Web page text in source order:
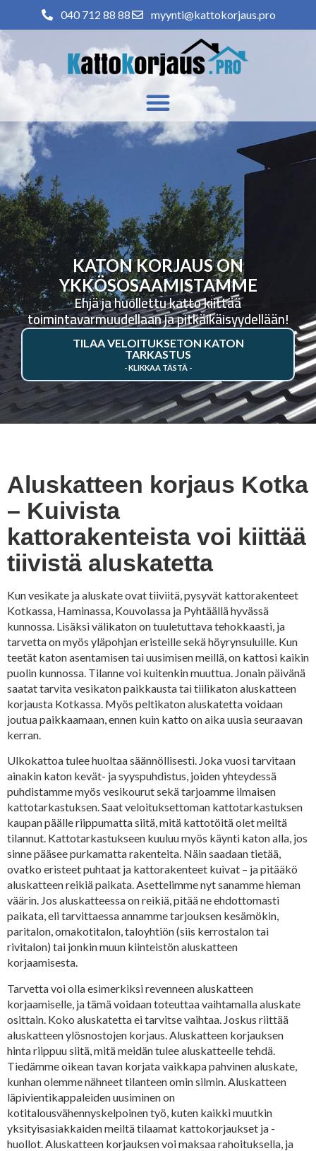
040 712 88 88 myynti@kattokorjaus.pro
KATON KORJAUS ON
YKKÖSOSAAMISTAMME
Ehjä ja huollettu katto kiittää
toimintavarmuudellaan ja pitkäikäisyydellään!
TILAA VELOITUKSETON KATON
TARKASTUS
Aluskatteen korjaus Kotka
– Kuivista
kattorakenteista voi kiittää
tiivistä aluskatetta
Kun vesikate ja aluskate ovat tiiviitä, pysyvät kattorakenteet
Kotkassa, Haminassa, Kouvolassa ja Pyhtäällä hyvässä
kunnossa. Lisäksi välikaton on tuuletuttava tehokkaasti, ja
tarvetta on myös yläpohjan eristeille sekä höyrynsuluille. Kun
teetät katon asentamisen tai uusimisen meillä, on kattosi kaikin
puolin kunnossa. Tilanne voi kuitenkin muuttua. Jonain päivänä
saatat tarvita vesikaton paikkausta tai tiilikaton aluskatteen
korjausta Kotkassa. Myös peltikaton aluskatetta voidaan
joutua paikkaamaan, ennen kuin katto on aika uusia seuraavan
kerran.
Ulkokattoa tulee huoltaa säännöllisesti. Joka vuosi tarvitaan
ainakin katon kevät- ja syyspuhdistus, joiden yhteydessä
puhdistamme myös vesikourut sekä tarjoamme ilmaisen
kattotarkastuksen. Saat veloituksettoman kattotarkastuksen
kaupan päälle riippumatta siitä, mitä kattotöitä olet meiltä
tilannut. Kattotarkastukseen kuuluu myös käynti katon alla, jos
sinne pääsee purkamatta rakenteita. Näin saadaan tietää,
ovatko eristeet puhtaat ja kattorakenteet kuivat – ja pitääkö
aluskatteen reikiä paikata. Asettelimme nyt sanamme hieman
väärin. Jos aluskatteessa on reikiä, pitää ne ehdottomasti
paikata, eli tarvittaessa annamme tarjouksen kesämökin,
paritalon, omakotitalon, taloyhtiön (siis kerrostalon tai
rivitalon) tai jonkin muun kiinteistön aluskatteen
korjaamisesta.
Tarvetta voi olla esimerkiksi revenneen aluskatteen
korjaamiselle, ja tämä voidaan toteuttaa vaihtamalla aluskate
osittain. Koko aluskatetta ei tarvitse vaihtaa. Joskus riittää
aluskatteen ylösnostojen korjaus. Aluskatteen korjauksen
hinta riippuu siitä, mitä meidän tulee aluskatteelle tehdä.
Tiedämme oikean tavan korjata vaikkapa pahvinen aluskate,
kunhan olemme nähneet tilanteen omin silmin. Aluskatteen
läpivientikappaleiden uusiminen on
kotitalousvähennyskelpoinen työ, kuten kaikki muutkin
yksityisasiakkaiden meiltä tilaamat kattokorjaukset ja -
huollot. Aluskatteen korjauksen voi maksaa rahoituksella, ja